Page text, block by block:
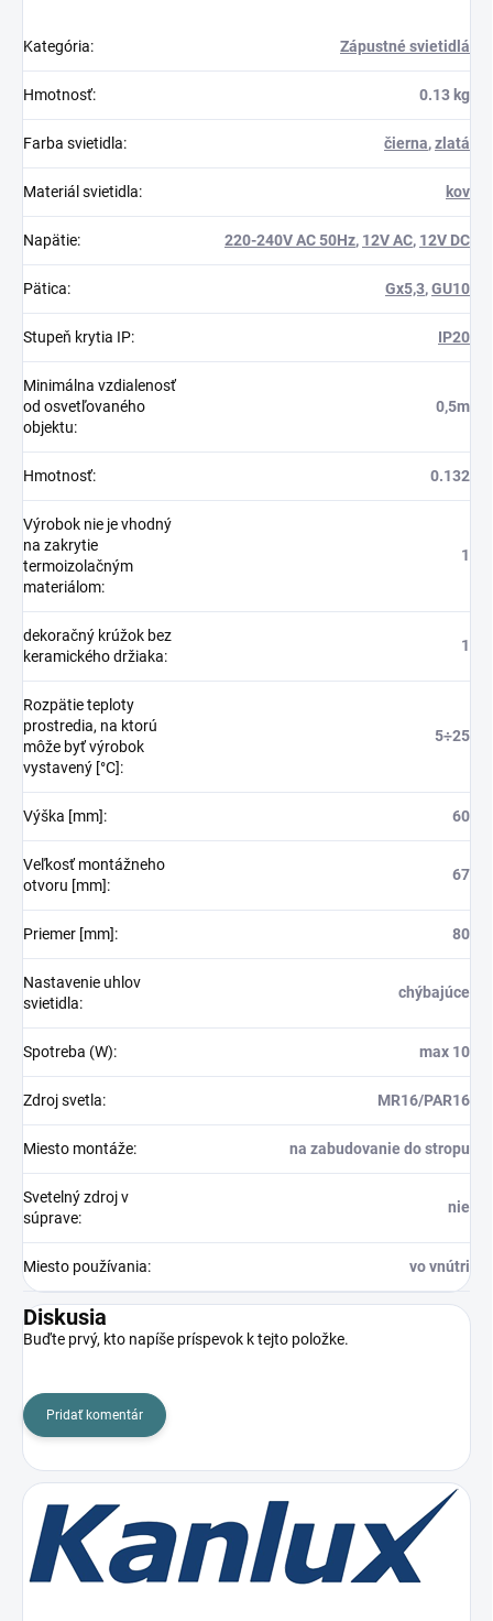
Kategória: Zápustné svietidlá
Hmotnosť: 0.13 kg
Farba svietidla: čierna,zlatá
Materiál svietidla: kov
Napätie: 220-240V AC 50Hz, 12V AC, 12V DC
Pätica: Gx5,3,GU10
Stupeň krytia IP: IP20
Minimálna vzdialenosť
od osvetľovaného
objektu:
0,5m
Hmotnosť: 0.132
Výrobok nie je vhodný
na zakrytie
termoizolačným
materiálom:
1
dekoračný krúžok bez
keramického držiaka:
1
Rozpätie teploty
prostredia, na ktorú
môže byť výrobok
vystavený [°C]:
5÷25
Výška [mm]: 60
Veľkosť montážneho
otvoru [mm]:
67
Priemer [mm]: 80
Nastavenie uhlov
svietidla:
chýbajúce
Spotreba (W): max 10
Zdroj svetla: MR16/PAR16
Miesto montáže: na zabudovanie do stropu
Svetelný zdroj v
súprave:
nie
Miesto používania: vo vnútri
Diskusia
Buďte prvý, kto napíše príspevok k tejto položke.
Pridať komentár